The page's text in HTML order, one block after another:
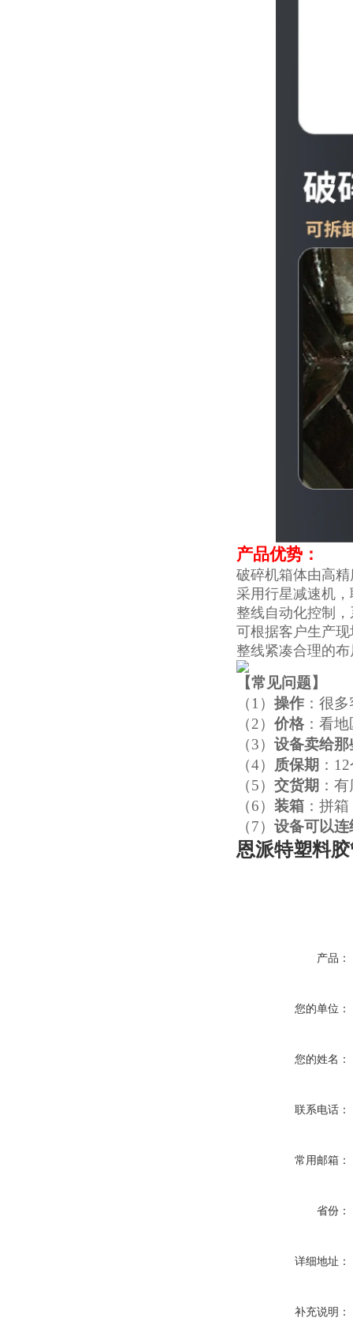
产品优势：
破碎机箱体由高
采用行星减速机
整线自动化控制
可根据客户生产
整线紧凑合理的
【常见问题】
（1） 操作 ：很
（2） 价格 ：看
（3） 设备卖给那
（4） 质保期 ：
（5） 交货期 ：
（6） 装箱 ：拼箱
（7） 设备可以
恩派特塑料
产品：
您的单位：
您的姓名：
联系电话：
常用邮箱：
省份：
详细地址：
补充说明：